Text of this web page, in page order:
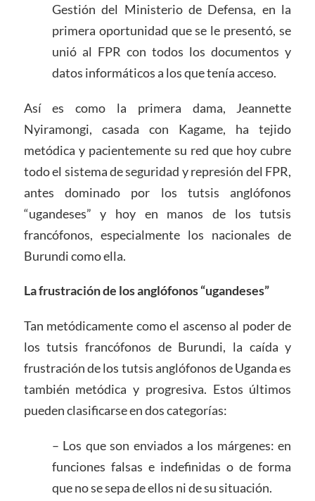
Gestión del Ministerio de Defensa, en la
primera oportunidad que se le presentó, se
unió al FPR con todos los documentos y
datos informáticos a los que tenía acceso.
Así es como la primera dama, Jeannette
Nyiramongi, casada con Kagame, ha tejido
metódica y pacientemente su red que hoy cubre
todo el sistema de seguridad y represión del FPR,
antes dominado por los tutsis anglófonos
“ugandeses” y hoy en manos de los tutsis
francófonos, especialmente los nacionales de
Burundi como ella.
La frustración de los anglófonos “ugandeses”
Tan metódicamente como el ascenso al poder de
los tutsis francófonos de Burundi, la caída y
frustración de los tutsis anglófonos de Uganda es
también metódica y progresiva. Estos últimos
pueden clasificarse en dos categorías:
– Los que son enviados a los márgenes: en
funciones falsas e indefinidas o de forma
que no se sepa de ellos ni de su situación.